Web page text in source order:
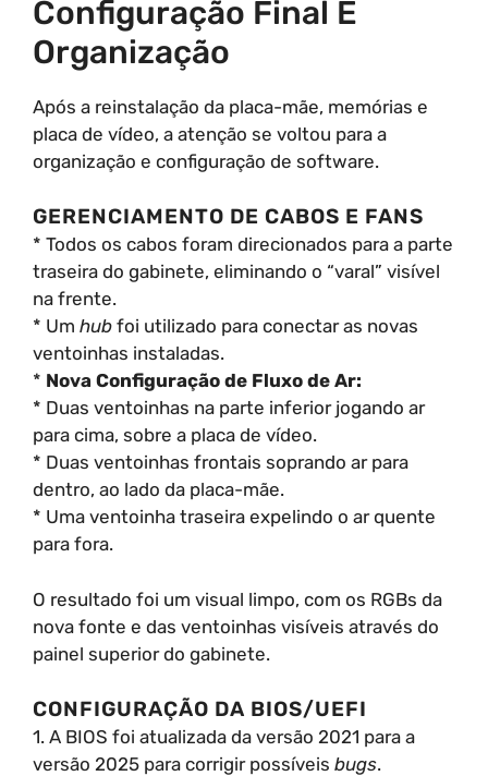
Configuração Final E
Organização
Após a reinstalação da placa-mãe, memórias e
placa de vídeo, a atenção se voltou para a
organização e configuração de software.
GERENCIAMENTO DE CABOS E FANS
* Todos os cabos foram direcionados para a parte
traseira do gabinete, eliminando o “varal” visível
na frente.
* Um hub foi utilizado para conectar as novas
ventoinhas instaladas.
* Nova Configuração de Fluxo de Ar:
* Duas ventoinhas na parte inferior jogando ar
para cima, sobre a placa de vídeo.
* Duas ventoinhas frontais soprando ar para
dentro, ao lado da placa-mãe.
* Uma ventoinha traseira expelindo o ar quente
para fora.
O resultado foi um visual limpo, com os RGBs da
nova fonte e das ventoinhas visíveis através do
painel superior do gabinete.
CONFIGURAÇÃO DA BIOS/UEFI
1. A BIOS foi atualizada da versão 2021 para a
versão 2025 para corrigir possíveis bugs.